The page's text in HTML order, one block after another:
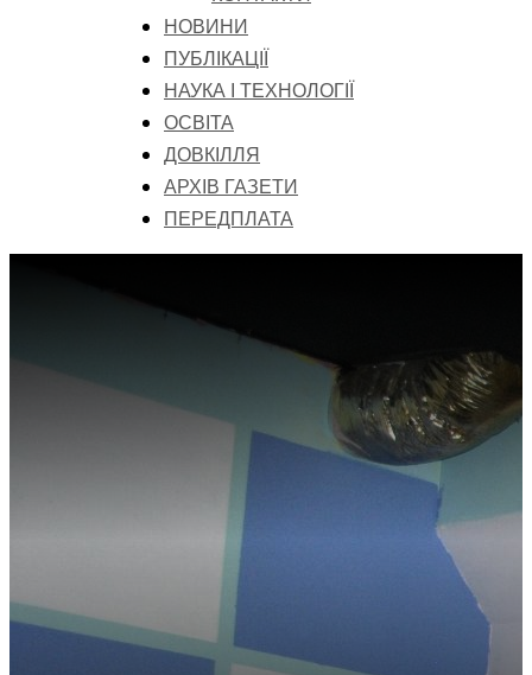
НОВИНИ
ПУБЛІКАЦІЇ
НАУКА І ТЕХНОЛОГІЇ
ОСВІТА
ДОВКІЛЛЯ
АРХІВ ГАЗЕТИ
ПЕРЕДПЛАТА